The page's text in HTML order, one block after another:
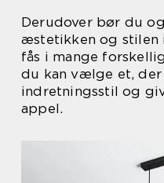
Derudover bør du
æstetikken og stilen
fås i mange
du kan vælge et, der
indretningsstil og
appel.